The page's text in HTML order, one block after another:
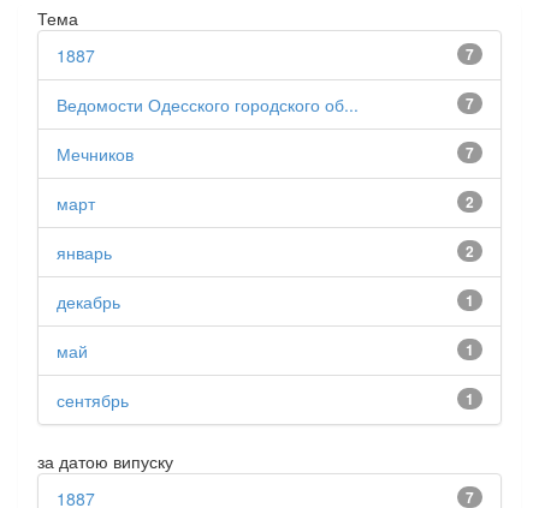
Тема
7
1887
7
Ведомости Одесского городского об...
7
Мечников
2
март
2
январь
1
декабрь
1
май
1
сентябрь
за датою випуску
7
1887